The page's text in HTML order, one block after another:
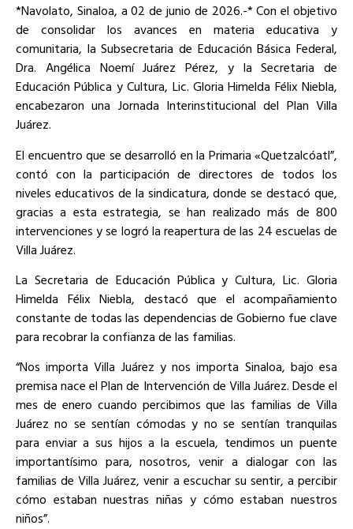
*Navolato, Sinaloa, a 02 de junio de 2026.-* Con el objetivo
de consolidar los avances en materia educativa y
comunitaria, la Subsecretaria de Educación Básica Federal,
Dra. Angélica Noemí Juárez Pérez, y la Secretaria de
Educación Pública y Cultura, Lic. Gloria Himelda Félix Niebla,
encabezaron una Jornada Interinstitucional del Plan Villa
Juárez.
El encuentro que se desarrolló en la Primaria «Quetzalcóatl”,
contó con la participación de directores de todos los
niveles educativos de la sindicatura, donde se destacó que,
gracias a esta estrategia, se han realizado más de 800
intervenciones y se logró la reapertura de las 24 escuelas de
Villa Juárez.
La Secretaria de Educación Pública y Cultura, Lic. Gloria
Himelda Félix Niebla, destacó que el acompañamiento
constante de todas las dependencias de Gobierno fue clave
para recobrar la confianza de las familias.
“Nos importa Villa Juárez y nos importa Sinaloa, bajo esa
premisa nace el Plan de Intervención de Villa Juárez. Desde el
mes de enero cuando percibimos que las familias de Villa
Juárez no se sentían cómodas y no se sentían tranquilas
para enviar a sus hijos a la escuela, tendimos un puente
importantísimo para, nosotros, venir a dialogar con las
familias de Villa Juárez, venir a escuchar su sentir, a percibir
cómo estaban nuestras niñas y cómo estaban nuestros
niños”.